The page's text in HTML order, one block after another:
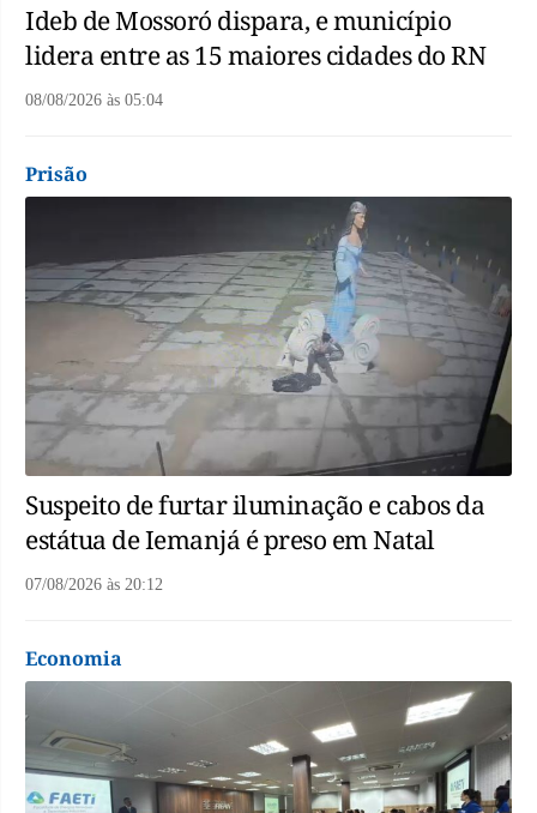
Ideb de Mossoró dispara, e município
lidera entre as 15 maiores cidades do RN
08/08/2026 às 05:04
Prisão
Suspeito de furtar iluminação e cabos da
estátua de Iemanjá é preso em Natal
07/08/2026 às 20:12
Economia